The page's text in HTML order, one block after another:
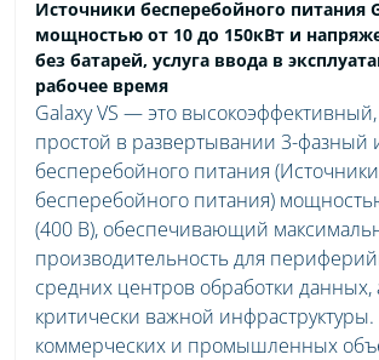
Источники бесперебойного питания
мощностью от 10 до 150кВт и
без батарей, услуга ввода в
рабочее время
Galaxy VS — это
простой в развертывании 3-фазный
бесперебойного питания (Источники
бесперебойного питания)
(400 В), обеспечивающий
производительность для
средних центров обработки данных,
критически важной инфраструктуры.
коммерческих и промышленных